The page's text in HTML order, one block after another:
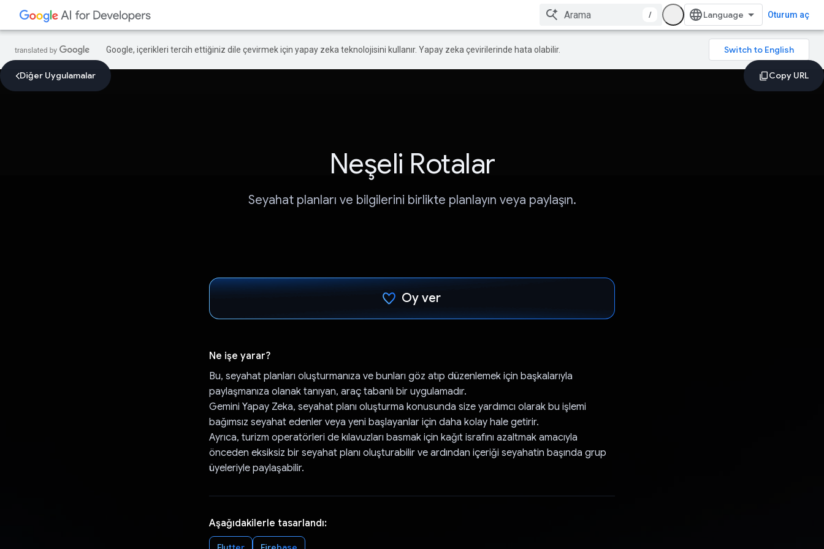
/ Oturum aç
Google, içerikleri tercih ettiğiniz dile çevirmek için yapay zeka teknolojisini kullanır. Yapay zeka çevirilerinde hata olabilir.
Diğer Uygulamalar
Neşeli Rotalar
Seyahat planları ve bilgilerini birlikte planlayın veya paylaşın.
Oy ver
Ne işe yarar?
Bu, seyahat planları oluşturmanıza ve bunları göz atıp düzenlemek için başkalarıyla
paylaşmanıza olanak tanıyan, araç tabanlı bir uygulamadır.
Gemini Yapay Zeka, seyahat planı oluşturma konusunda size yardımcı olarak bu işlemi
bağımsız seyahat edenler veya yeni başlayanlar için daha kolay hale getirir.
Ayrıca, turizm operatörleri de kılavuzları basmak için kağıt israfını azaltmak amacıyla
önceden eksiksiz bir seyahat planı oluşturabilir ve ardından içeriği seyahatin başında grup
üyeleriyle paylaşabilir.
Aşağıdakilerle tasarlandı: